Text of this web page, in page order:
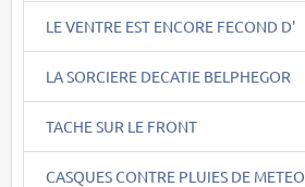
LE VENTRE EST ENCORE FECOND D'
LA SORCIERE DECATIE BELPHEGOR
TACHE SUR LE FRONT
CASQUES CONTRE PLUIES DE METEO